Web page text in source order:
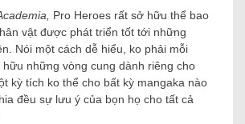
Pro Heroes rất sở hữu thể bao
vật được phát triển tốt tới những
Nói một cách dễ hiểu, ko phải mỗi
những vòng cung dành riêng cho
kỳ tích ko thể cho bất kỳ mangaka nào
đều sự lưu ý của bọn họ cho tất cả